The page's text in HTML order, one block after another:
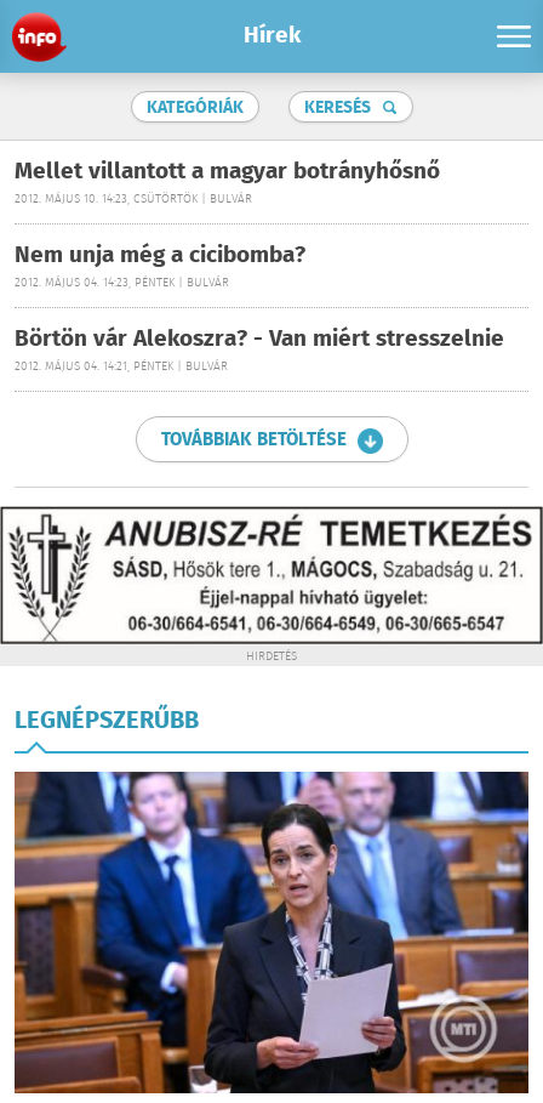
Hírek
KATEGÓRIÁK KERESÉS
Mellet villantott a magyar botrányhősnő
2012. MÁJUS 10. 14:23, CSÜTÖRTÖK | BULVÁR
Nem unja még a cicibomba?
2012. MÁJUS 04. 14:23, PÉNTEK | BULVÁR
Börtön vár Alekoszra? - Van miért stresszelnie
2012. MÁJUS 04. 14:21, PÉNTEK | BULVÁR
TOVÁBBIAK BETÖLTÉSE
HIRDETÉS
LEGNÉPSZERŰBB